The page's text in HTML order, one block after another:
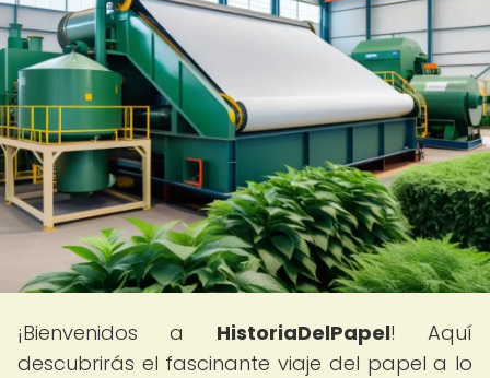
¡Bienvenidos a HistoriaDelPapel! Aquí
descubrirás el fascinante viaje del papel a lo